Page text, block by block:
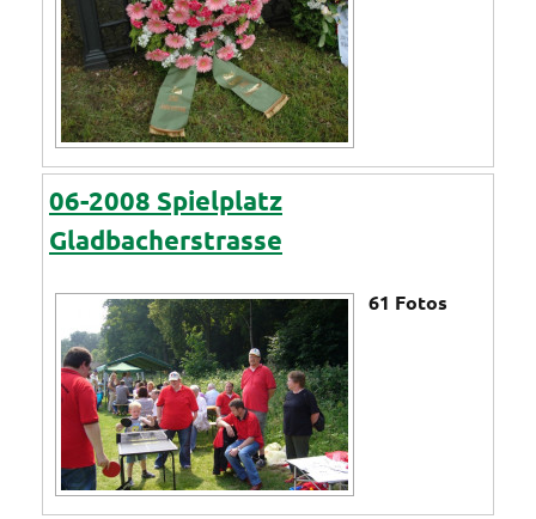
06-2008 Spielplatz
Gladbacherstrasse
61 Fotos